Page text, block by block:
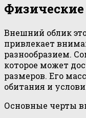
Внешний облик
привлекает
разнообразием.
которое может
размеров. Его
обитания и
Основные черты